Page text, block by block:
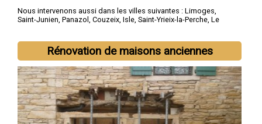
Nous intervenons aussi dans les villes suivantes : Limoges,
Saint-Junien, Panazol , Couzeix, Isle, Saint-Yrieix-la-Perche, Le
Rénovation de maisons anciennes